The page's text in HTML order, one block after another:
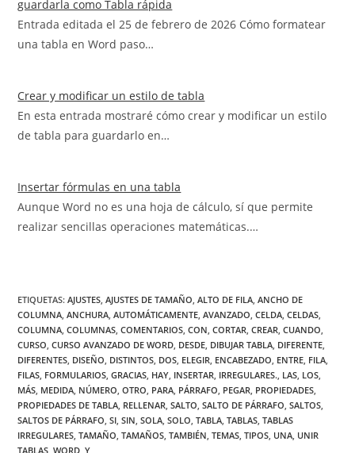
guardarla como Tabla rápida
Entrada editada el 25 de febrero de 2026 Cómo formatear
una tabla en Word paso…
Crear y modificar un estilo de tabla
En esta entrada mostraré cómo crear y modificar un estilo
de tabla para guardarlo en…
Insertar fórmulas en una tabla
Aunque Word no es una hoja de cálculo, sí que permite
realizar sencillas operaciones matemáticas.…
ETIQUETAS:AJUSTES AJUSTES DE TAMAÑO ALTO DE FILA ANCHO DE
COLUMNA ANCHURA AUTOMÁTICAMENTE AVANZADO CELDA CELDAS
COLUMNA COLUMNAS COMENTARIOS CON CORTAR CREAR CUANDO
CURSO CURSO AVANZADO DE WORD DESDE DIBUJAR TABLA DIFERENTE
DIFERENTES DISEÑO DISTINTOS DOS ELEGIR ENCABEZADO ENTRE FILA
FILAS FORMULARIOS GRACIAS HAY INSERTAR IRREGULARES. LAS LOS
MÁS MEDIDA NÚMERO OTRO PARA PÁRRAFO PEGAR PROPIEDADES
PROPIEDADES DE TABLA RELLENAR SALTO SALTO DE PÁRRAFO SALTOS
SALTOS DE PÁRRAFO SI SIN SOLA SOLO TABLA TABLAS TABLAS
IRREGULARES TAMAÑO TAMAÑOS TAMBIÉN TEMAS TIPOS UNA UNIR
TABLAS WORD Y